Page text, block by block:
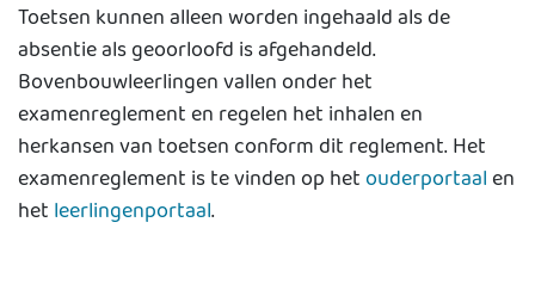
Toetsen kunnen alleen worden ingehaald als de
absentie als geoorloofd is afgehandeld.
Bovenbouwleerlingen vallen onder het
examenreglement en regelen het inhalen en
herkansen van toetsen conform dit reglement. Het
examenreglement is te vinden op hetouderportaalen
het leerlingenportaal.